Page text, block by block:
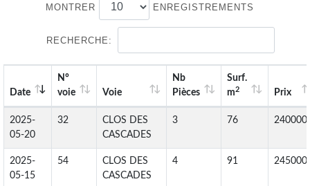
MONTRER ENREGISTREMENTS
RECHERCHE:
Date
N°
voie
Voie
Nb
Pièces
Surf.
m2 Prix
2025-
05-20
32
CLOS DES
CASCADES
3 76
2025-
05-15
54
CLOS DES
CASCADES
4 91